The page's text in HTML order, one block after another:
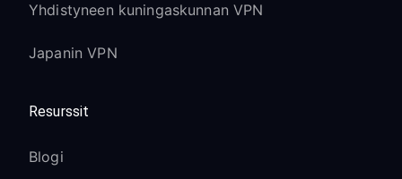
Yhdistyneen kuningaskunnan VPN
Japanin VPN
Resurssit
Blogi